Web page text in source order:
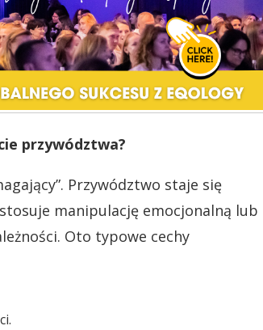
przywództwa?
Przywództwo staje się
manipulację emocjonalną lub
Oto typowe cechy